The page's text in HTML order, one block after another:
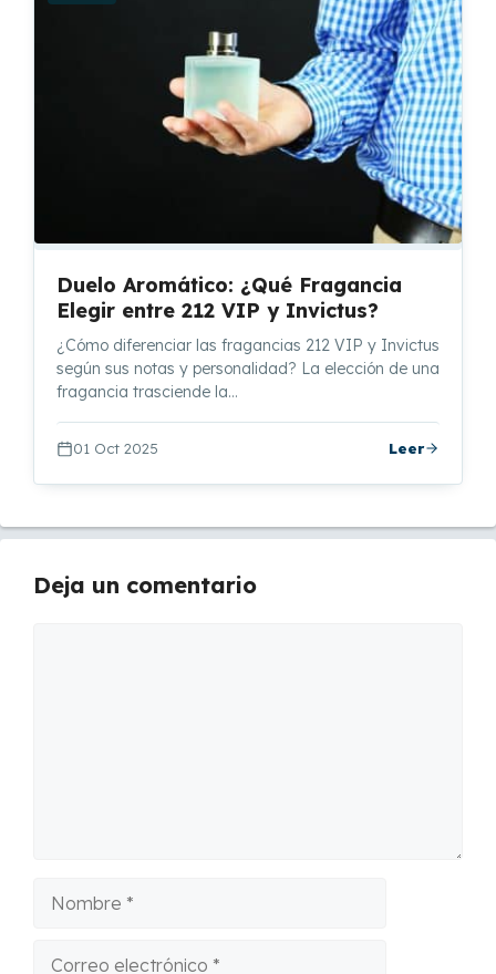
Duelo Aromático: ¿Qué Fragancia
Elegir entre 212 VIP y Invictus?
¿Cómo diferenciar las fragancias 212 VIP y Invictus
según sus notas y personalidad? La elección de una
fragancia trasciende la…
01 Oct 2025 Leer
Deja un comentario